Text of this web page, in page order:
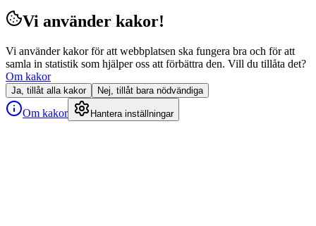
Vi använder kakor!
Vi använder kakor för att webbplatsen ska fungera bra och för att
samla in statistik som hjälper oss att förbättra den. Vill du tillåta det?
Om kakor
Ja, tillåt alla kakor Nej, tillåt bara nödvändiga
Om kakor Hantera inställningar